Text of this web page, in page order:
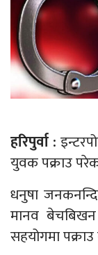
हरिपुर्वा :
युवक पक्राउ
धनुषा
मानव बेचबिखन
सहयोगमा पक्राउ